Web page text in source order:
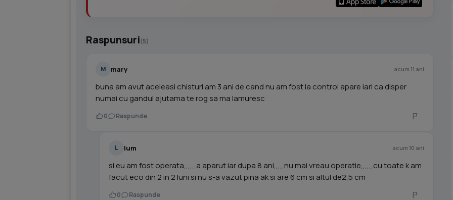
Raspunsuri(5)
M mary acum 11 ani
buna am avut aceleasi chisturi am 3 ani de cand nu am fost la control apare iari ca disper
numai cu gandul ajutama te rog sa ma lamuresc
0 Raspunde
L lum acum 10 ani
si eu am fost operata,,,,,,a aparut iar dupa 8 ani,,,,,nu mai vreau operatie,,,,,,cu toate k am
facut eco din 2 in 2 luni si nu s-a vazut pina ak si are 6 cm si altul de2,5 cm
0 Raspunde